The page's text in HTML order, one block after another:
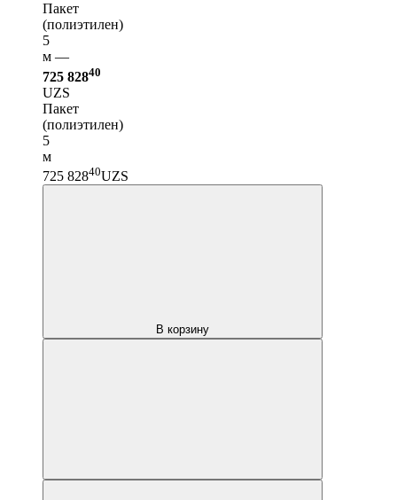
Пакет
(полиэтилен)
5
м —
725 82840
UZS
Пакет
(полиэтилен)
5
м
725 82840UZS
В корзину